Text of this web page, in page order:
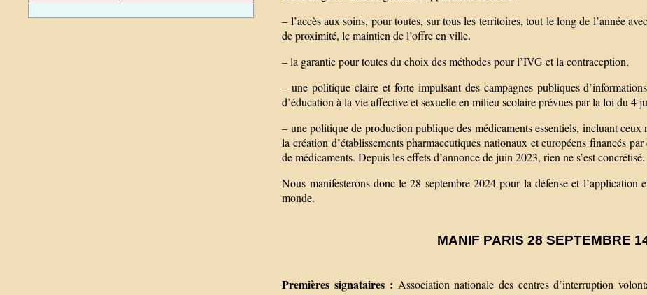
– l’accès aux soins, pour toutes, sur tous les territoires, tout le long de l’année
de proximité, le maintien de l’offre en ville.
– la garantie pour toutes du choix des méthodes pour l’IVG et la contraception,
– une politique claire et forte impulsant des campagnes publiques
d’éducation à la vie affective et sexuelle en milieu scolaire prévues par la loi du 4
– une politique de production publique des médicaments essentiels, incluant
la création d’établissements pharmaceutiques nationaux et européens financés
de médicaments. Depuis les effets d’annonce de juin 2023, rien ne s’est concrétisé.
Nous manifesterons donc le 28 septembre 2024 pour la défense et
monde.
MANIF PARIS 28 SEPTEMBRE
Premières signataires : Association nationale des centres d’interruption